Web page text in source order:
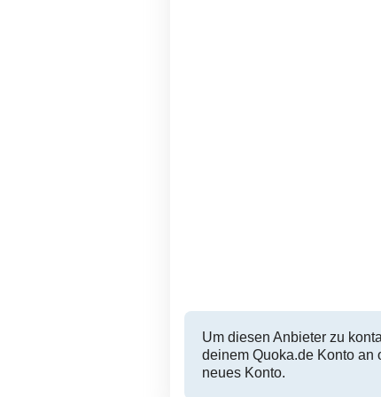
Um diesen Anbieter zu
deinem Quoka.de Konto an
neues Konto.